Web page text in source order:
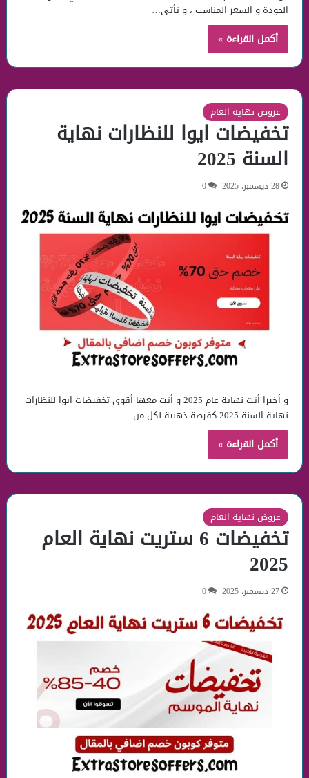
الجودة و السعر المناسب ، و تأتي…
أكمل القراءة »
عروض نهاية العام
تخفيضات ايوا للنظارات نهاية
السنة 2025
28 ديسمبر، 2025 0
و أخيرا أتت نهاية عام 2025 و أتت معها أقوي تخفيضات ايوا للنظارات
نهاية السنة 2025 كفرصة ذهبية لكل من…
أكمل القراءة »
عروض نهاية العام
تخفيضات 6 ستريت نهاية العام
2025
27 ديسمبر، 2025 0